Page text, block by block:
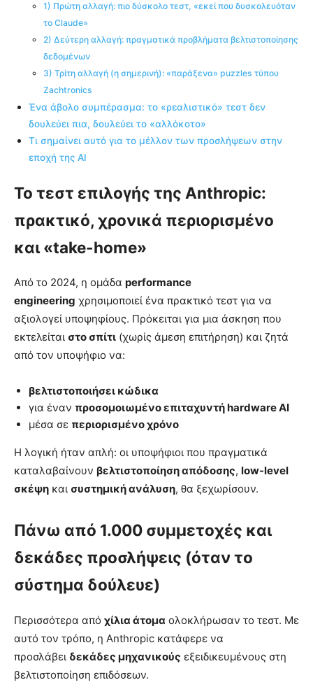
1) Πρώτη αλλαγή: πιο δύσκολο τεστ, «εκεί που δυσκολευόταν
το Claude»
2) Δεύτερη αλλαγή: πραγματικά προβλήματα βελτιστοποίησης
δεδομένων
3) Τρίτη αλλαγή (η σημερινή): «παράξενα» puzzles τύπου
Zachtronics
Ένα άβολο συμπέρασμα: το «ρεαλιστικό» τεστ δεν
δουλεύει πια, δουλεύει το «αλλόκοτο»
Τι σημαίνει αυτό για το μέλλον των προσλήψεων στην
εποχή της AI
Το τεστ επιλογής της Anthropic:
πρακτικό, χρονικά περιορισμένο
και «take-home»
Από το 2024, η ομάδα performance
engineering χρησιμοποιεί ένα πρακτικό τεστ για να
αξιολογεί υποψηφίους. Πρόκειται για μια άσκηση που
εκτελείται στο σπίτι (χωρίς άμεση επιτήρηση) και ζητά
από τον υποψήφιο να:
βελτιστοποιήσει κώδικα
για έναν προσομοιωμένο επιταχυντή hardware AI
μέσα σε περιορισμένο χρόνο
Η λογική ήταν απλή: οι υποψήφιοι που πραγματικά
καταλαβαίνουν βελτιστοποίηση απόδοσης, low-level
σκέψη και συστημική ανάλυση, θα ξεχωρίσουν.
Πάνω από 1.000 συμμετοχές και
δεκάδες προσλήψεις (όταν το
σύστημα δούλευε)
Περισσότερα από χίλια άτομα ολοκλήρωσαν το τεστ. Με
αυτό τον τρόπο, η Anthropic κατάφερε να
προσλάβει δεκάδες μηχανικούς εξειδικευμένους στη
βελτιστοποίηση επιδόσεων.